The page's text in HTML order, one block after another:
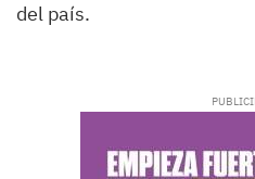
del país.